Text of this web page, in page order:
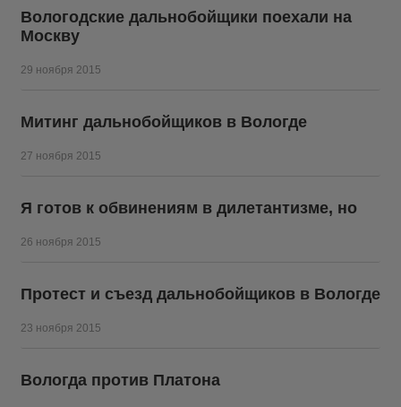
Вологодские дальнобойщики поехали на
Москву
29 ноября 2015
Митинг дальнобойщиков в Вологде
27 ноября 2015
Я готов к обвинениям в дилетантизме, но
26 ноября 2015
Протест и съезд дальнобойщиков в Вологде
23 ноября 2015
Вологда против Платона